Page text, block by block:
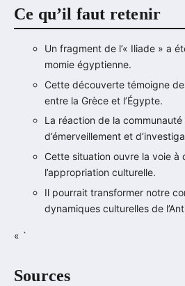
Ce qu’il faut retenir
Un fragment de l’« Iliade » a
momie égyptienne.
Cette découverte témoigne
entre la Grèce et l’Égypte.
La réaction de la
d’émerveillement et
Cette situation ouvre la voie à
l’appropriation culturelle.
Il pourrait transformer notre
dynamiques culturelles de
« `
Sources